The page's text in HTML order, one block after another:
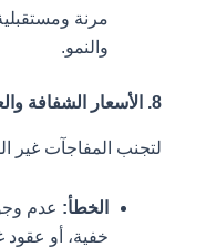
مرنة
والنمو.
لتجنب المفاجآت غير
الخطأ:عدم وجود
خفية، أو عقود